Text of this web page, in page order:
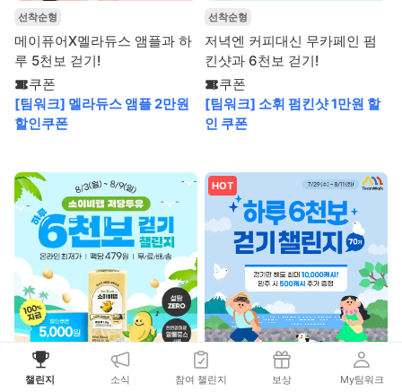
선착순형
메이퓨어X멜라듀스 앰플과 하
루 5천보 걷기!
쿠폰
[팀워크] 멜라듀스 앰플 2만원
할인쿠폰
선착순형
저녁엔 커피대신 무카페인 펌
킨샷과 6천보 걷기!
쿠폰
[팀워크] 소휘 펌킨샷 1만원 할
인 쿠폰
선착순형
HOT
챌린지 소식 참여 챌린지 보상 My팀워크